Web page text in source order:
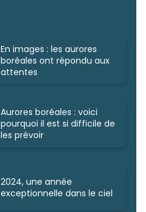
En images : les aurores
boréales ont répondu aux
attentes
Aurores boréales : voici
pourquoi il est si difficile de
les prévoir
2024, une année
exceptionnelle dans le ciel